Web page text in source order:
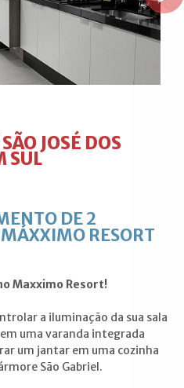
JOSÉ DOS
SUL
DE 2
RESORT
Maxximo Resort!
a iluminação da sua sala
uma varanda integrada
um jantar em uma cozinha
São Gabriel.